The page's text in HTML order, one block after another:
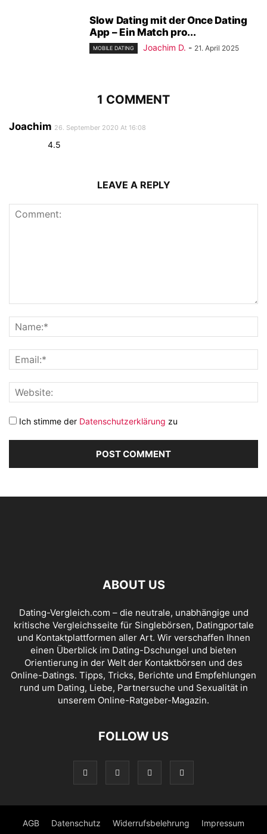
Slow Dating mit der Once Dating
App – Ein Match pro...
MOBILE DATING Joachim D. - 21. April 2025
1 COMMENT
Joachim 26. September 2020 At 16:08
4.5
LEAVE A REPLY
Ich stimme der Datenschutzerklärung zu
ABOUT US
Dating-Vergleich.com – die neutrale, unabhängige und
kritische Vergleichsseite für Singlebörsen, Datingportale
und Kontaktplattformen aller Art. Wir verschaffen Ihnen
einen Überblick im Dating-Dschungel und bieten
Orientierung in der Welt der Kontaktbörsen und des
Online-Datings. Tipps, Tricks, Berichte und Empfehlungen
rund um Dating, Liebe, Partnersuche und Sexualität in
unserem Online-Ratgeber-Magazin.
FOLLOW US
AGB Datenschutz Widerrufsbelehrung Impressum